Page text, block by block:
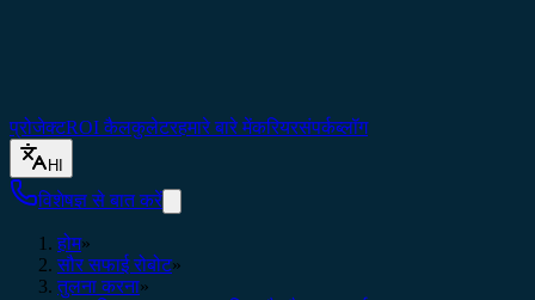
प्रोजेक्टROI कैलकुलेटरहमारे बारे मेंकरियरसंपर्कब्लॉग
HI
विशेषज्ञ से बात करें
होम»
सौर सफाई रोबोट»
तुलना करना»